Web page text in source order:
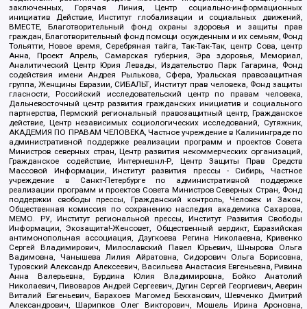
заключенных, Горячая Линия, Центр социально-информационных
инициатив Действие, Институт глобализации и социальных движений,
ВМЕСТЕ, Благотворительный фонд охраны здоровья и защиты прав
граждан, Благотворительный фонд помощи осужденным и их семьям, Фонд
Тольятти, Новое время, Серебряная тайга, Так-Так-Так, центр Сова, центр
Анна, Проект Апрель, Самарская губерния, Эра здоровья, Мемориал,
Аналитический Центр Юрия Левады, Издательство Парк Гагарина, Фонд
содействия имени Андрея Рылькова, Сфера, Уральская правозащитная
группа, Женщины Евразии, СИБАЛЬТ, Институт прав человека, Фонд защиты
гласности, Российский исследовательский центр по правам человека,
Дальневосточный центр развития гражданских инициатив и социального
партнерства, Пермский региональный правозащитный центр, Гражданское
действие, Центр независимых социологических исследований, Сутяжник,
АКАДЕМИЯ ПО ПРАВАМ ЧЕЛОВЕКА, Частное учреждение в Калининграде по
административной поддержке реализации программ и проектов Совета
Министров северных стран, Центр развития некоммерческих организаций,
Гражданское содействие, Интернешнл-Р, Центр Защиты Прав Средств
Массовой Информации, Институт развития прессы - Сибирь, Частное
учреждение в Санкт-Петербурге по административной поддержке
реализации программ и проектов Совета Министров Северных Стран, Фонд
поддержки свободы прессы, Гражданский контроль, Человек и Закон,
Общественная комиссия по сохранению наследия академика Сахарова,
МЕМО. РУ, Институт региональной прессы, Институт Развития Свободы
Информации, Экозащита!-Женсовет, Общественный вердикт, Евразийская
антимонопольная ассоциация, Дзугкоева Регина Николаевна, Кривенко
Сергей Владимирович, Милославский Павел Юрьевич, Шнырова Ольга
Вадимовна, Чанышева Лилия Айратовна, Сидорович Ольга Борисовна,
Туровский Александр Алексеевич, Васильева Анастасия Евгеньевна, Ривина
Анна Валерьевна, Бурдина Юлия Владимировна, Бойко Анатолий
Николаевич, Пивоваров Андрей Сергеевич, Дугин Сергей Георгиевич, Аверин
Виталий Евгеньевич, Барахоев Магомед Бекханович, Шевченко Дмитрий
Александрович, Шарипков Олег Викторович, Мошель Ирина Ароновна,